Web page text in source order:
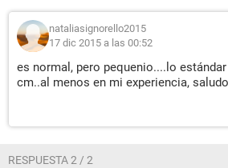
nataliasignorello2015
17 dic 2015 a las 00:52
es normal, pero pequenio....lo
cm..al menos en mi experiencia,
RESPUESTA 2 / 2